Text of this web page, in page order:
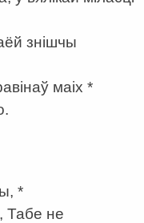
знішчы
маіх *
*
Табе не